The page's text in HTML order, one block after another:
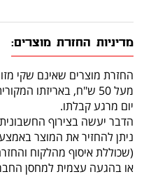
מדיניות החזרת מוצרים:
החזרת מוצרים שאינם שקי
יום מרגע קבלתו.
הדבר יעשה בצירוף
(שכוללת איסוף מהלקוח
או בהגעה עצמית למחסן החברה